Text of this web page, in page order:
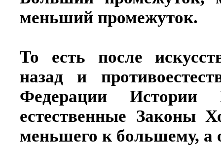
меньший промежуток.
То есть после
назад и
Федерации
естественные Законы
меньшего к большему, а